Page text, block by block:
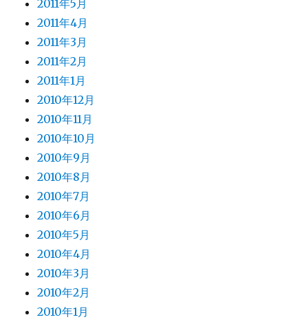
2011年5月
2011年4月
2011年3月
2011年2月
2011年1月
2010年12月
2010年11月
2010年10月
2010年9月
2010年8月
2010年7月
2010年6月
2010年5月
2010年4月
2010年3月
2010年2月
2010年1月